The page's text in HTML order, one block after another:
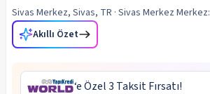
Sivas Merkez, Sivas, TR · Sivas Merkez Merkez:
Akıllı Özet
‘e Özel 3 Taksit Fırsatı!